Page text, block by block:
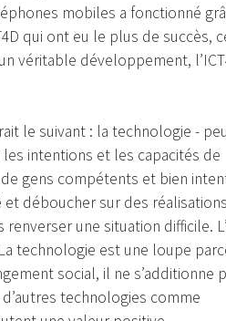
mobiles a fonctionné
qui ont eu le plus de succès,
véritable développement,
le suivant : la technologie - peu
intentions et les capacités de
gens compétents et bien
déboucher sur des réalisations
une situation difficile.
technologie est une loupe
social, il ne s’additionne
technologies comme